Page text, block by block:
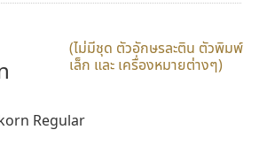
(ไม่มีชุด ตัวอักษรละติน ตัวพิมพ์
เล็ก และ เครื่องหมายต่างๆ)
Regular